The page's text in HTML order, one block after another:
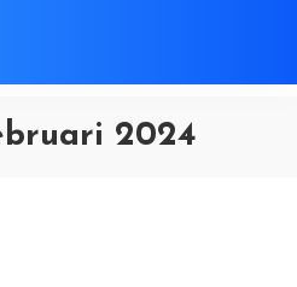
2024